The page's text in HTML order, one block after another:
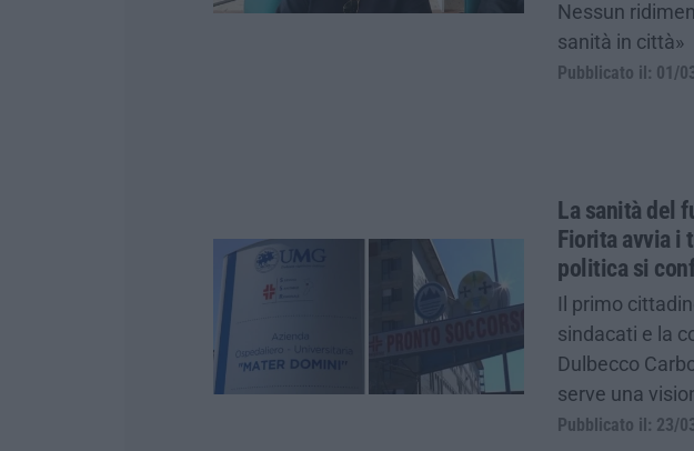
Nessun
sanità in città»
Pubblicato il: 01/
La sanità del
Fiorita avvia i
politica si
Il primo
sindacati e la
Dulbecco
serve una
Pubblicato il: 23/